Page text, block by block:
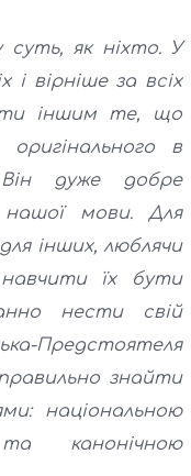
суть, як ніхто. У
вірніше за всіх
іншим те, що
в
дуже добре
нашої мови. Для
інших, люблячи
їх бути
нести свій
Предстоятеля
знайти
національною
канонічною